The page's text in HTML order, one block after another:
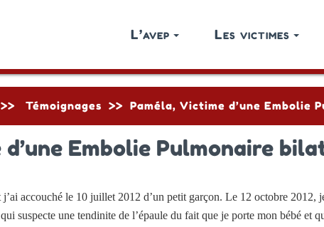
L’avep Les victimes
>> Témoignages >> Paméla, Victime d’une Embolie
Embolie Pulmonaire
accouché le 10 juillet 2012 d’un petit garçon. Le 12 octobre 2012,
suspecte une tendinite de l’épaule du fait que je porte mon bébé et